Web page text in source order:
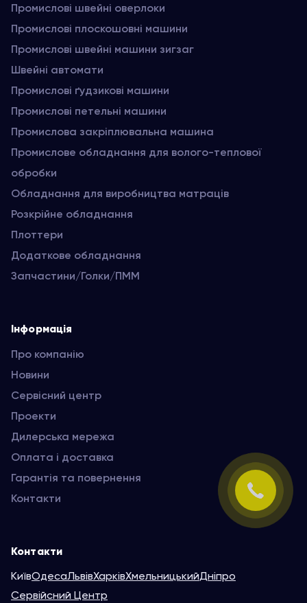
Промислові швейні оверлоки
Промислові плоскошовні машини
Промислові швейні машини зигзаг
Швейні автомати
Промислові ґудзикові машини
Промислові петельні машини
Промислова закріплювальна машина
Промислове обладнання для волого-теплової
обробки
Обладнання для виробництва матраців
Розкрійне обладнання
Плоттери
Додаткове обладнання
Запчастини/Голки/ПММ
Інформація
Про компанію
Новини
Сервісний центр
Проекти
Дилерська мережа
Оплата і доставка
Гарантія та повернення
Контакти
Контакти
КиївОдесаЛьвівХарківХмельницькийДніпро
Сервійсний Центр